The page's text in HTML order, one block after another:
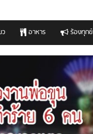
ว อาหาร ร้องทุกข์